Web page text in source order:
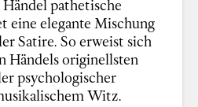
pathetische
eine elegante Mischung
Satire. So erweist sich
Händels originellsten
psychologischer
Witz.